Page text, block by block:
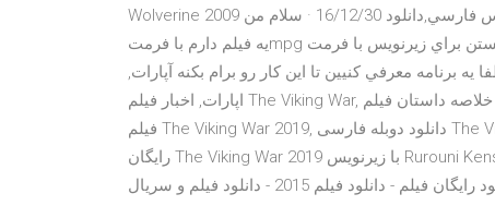
Wolverine 2009 با لينک مستقيم,دانلود فيلم با لينک مستقيم,دانلود فيلم با زيرنويس فارسي,دانلود 16/12/30 · سلام من
يه فيلم دارم با فرمتmpg همراه اون دو تا فايل هستن براي زيرنويس با فرمت sub/idx حالا مي خوام اين زير نويس رو
برنامه معرفي كنيين تا اين كار رو برام بكنه آپارات,
اپارات, اخبار فیلم The Viking War, خلاصه داستان فیلم The Viking War, دانلود تریلر فیلم The Viking War, دانلود تریلر
فیلم The Viking War 2019, دانلود دوبله فارسی The Viking War 2019, دانلود رایگان The Viking War 2019, دانلود
رایگان The Viking War 2019 با زیرنویس Rurouni Kenshin: Kyoto Inferno 2014 - دانلود رایگان فیلم و سریال با لینک
- دانلود فیلم 2015 - دانلود فیلم و سریال